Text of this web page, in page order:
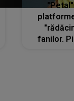
fanilor.